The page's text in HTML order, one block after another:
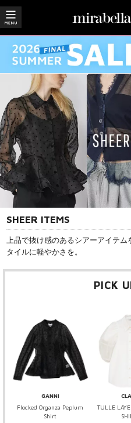
SHEER ITEMS
上品で抜け感のあるシアーアイテ
タイルに軽やかさを。
PICK
GANNI
Flocked Organza Peplum
Shirt
TULLE